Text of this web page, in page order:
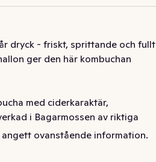
dryck - friskt, sprittande och fullt
ger den här kombuchan
med ciderkaraktär,
i Bagarmossen av riktiga
aromer, inga koncentrat, inga
angett ovanstående information.